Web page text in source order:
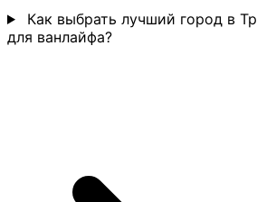
Как выбрать лучший город в
для ванлайфа?